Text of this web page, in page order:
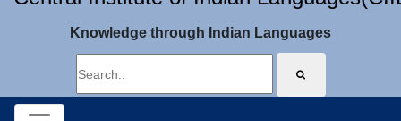
Knowledge through Indian Languages